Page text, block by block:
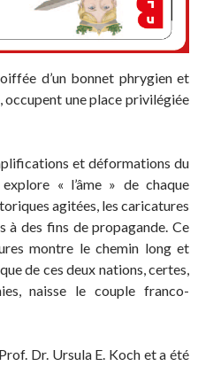
d’un bonnet phrygien et
occupent une place privilégiée
et déformations du
« l’âme » de chaque
agitées, les caricatures
à des fins de propagande. Ce
montre le chemin long et
de ces deux nations, certes,
naisse le couple franco-
Dr. Ursula E. Koch et a été